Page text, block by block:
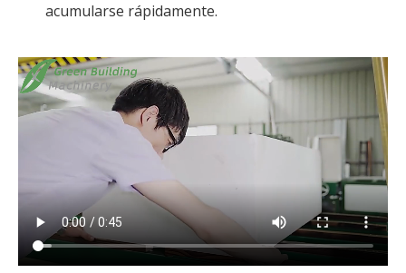
acumularse rápidamente.